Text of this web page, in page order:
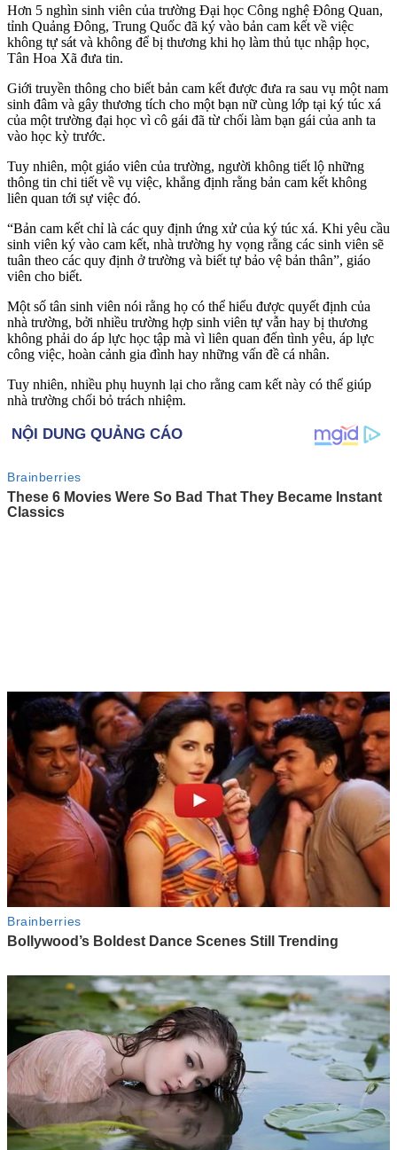
Hơn 5 nghìn sinh viên của trường Đại học Công nghệ Đông Quan,
tỉnh Quảng Đông, Trung Quốc đã ký vào bản cam kết về việc
không t‌ּự sá‌ּt và không để bị thương khi họ làm thủ tục nhập học,
Tân Hoa Xã đưa tin.
Giới truyền thông cho biết bản cam kết được đưa ra sau vụ một nam
sinh đâm và gây thương tích cho một bạn nữ cùng lớp tại ký túc xá
của một trường đại học vì cô gái đã từ chối làm bạn gái của anh ta
vào học kỳ trước.
Tuy nhiên, một giáo viên của trường, người không tiết lộ những
thông tin chi tiết về vụ việc, khẳng định rằng bản cam kết không
liên quan tới sự việc đó.
“Bản cam kết chỉ là các quy định ứng xử của ký túc xá. Khi yêu cầu
sinh viên ký vào cam kết, nhà trường hy vọng rằng các sinh viên sẽ
tuân theo các quy định ở trường và biết tự bảo vệ bản thân”, giáo
viên cho biết.
Một số tân sinh viên nói rằng họ có thể hiểu được quyết định của
nhà trường, bởi nhiều trường hợp sinh viên t‌ּự vẫ‌ּn hay bị thương
không phải do áp lực học tập mà vì liên quan đến tình yêu, áp lực
công việc, hoàn cảnh gia đình hay những vấn đề cá nhân.
Tuy nhiên, nhiều phụ huynh lại cho rằng cam kết này có thể giúp
nhà trường chối bỏ trách nhiệm.